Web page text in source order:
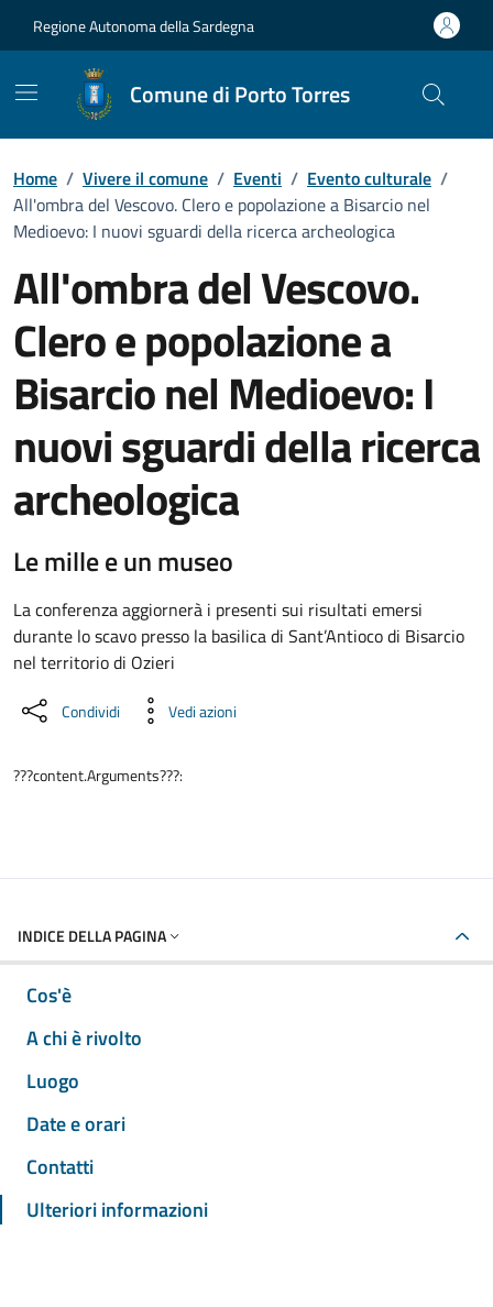
Regione Autonoma della Sardegna
Comune di Porto Torres
Home / Vivere il comune / Eventi / Evento culturale /
All'ombra del Vescovo. Clero e popolazione a Bisarcio nel
Medioevo: I nuovi sguardi della ricerca archeologica
All'ombra del Vescovo.
Clero e popolazione a
Bisarcio nel Medioevo: I
nuovi sguardi della ricerca
archeologica
Dettaglio dell'evento
Le mille e un museo
La conferenza aggiornerà i presenti sui risultati emersi
durante lo scavo presso la basilica di Sant’Antioco di Bisarcio
nel territorio di Ozieri
Condividi Vedi azioni
???content.Arguments???:
INDICE DELLA PAGINA
Cos'è
A chi è rivolto
Luogo
Date e orari
Contatti
Ulteriori informazioni